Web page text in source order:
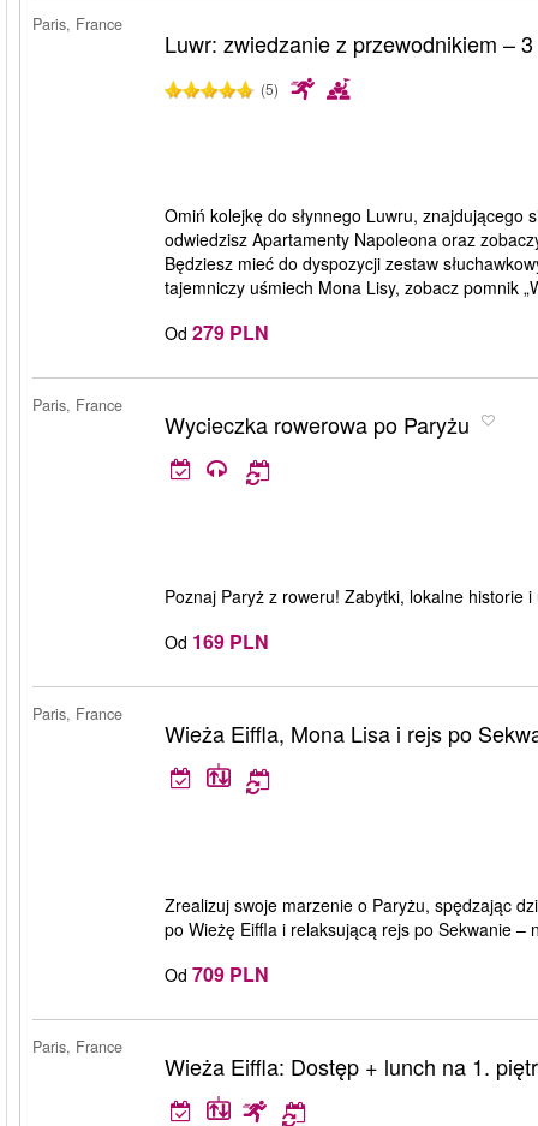
Paris, France
Luwr: zwiedzanie z przewodnikiem –
(5)
Omiń kolejkę do słynnego Luwru, znajdującego
odwiedzisz Apartamenty Napoleona oraz
Będziesz mieć do dyspozycji zestaw
tajemniczy uśmiech Mona Lisy, zobacz pomnik
Od 279 PLN
Paris, France
Wycieczka rowerowa po Paryżu
Poznaj Paryż z roweru! Zabytki, lokalne historie
Od 169 PLN
Paris, France
Wieża Eiffla, Mona Lisa i rejs po
Zrealizuj swoje marzenie o Paryżu, spędzając
po Wieżę Eiffla i relaksującą rejs po Sekwanie –
Od 709 PLN
Paris, France
Wieża Eiffla: Dostęp + lunch na 1.